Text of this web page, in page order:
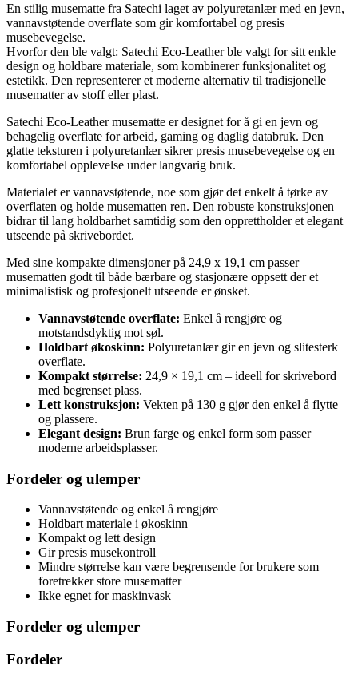
En stilig musematte fra Satechi laget av polyuretanlær med en jevn,
vannavstøtende overflate som gir komfortabel og presis
musebevegelse.
Hvorfor den ble valgt: Satechi Eco-Leather ble valgt for sitt enkle
design og holdbare materiale, som kombinerer funksjonalitet og
estetikk. Den representerer et moderne alternativ til tradisjonelle
musematter av stoff eller plast.
Satechi Eco-Leather musematte er designet for å gi en jevn og
behagelig overflate for arbeid, gaming og daglig databruk. Den
glatte teksturen i polyuretanlær sikrer presis musebevegelse og en
komfortabel opplevelse under langvarig bruk.
Materialet er vannavstøtende, noe som gjør det enkelt å tørke av
overflaten og holde musematten ren. Den robuste konstruksjonen
bidrar til lang holdbarhet samtidig som den opprettholder et elegant
utseende på skrivebordet.
Med sine kompakte dimensjoner på 24,9 x 19,1 cm passer
musematten godt til både bærbare og stasjonære oppsett der et
minimalistisk og profesjonelt utseende er ønsket.
Vannavstøtende overflate: Enkel å rengjøre og
motstandsdyktig mot søl.
Holdbart økoskinn: Polyuretanlær gir en jevn og slitesterk
overflate.
Kompakt størrelse: 24,9 × 19,1 cm – ideell for skrivebord
med begrenset plass.
Lett konstruksjon: Vekten på 130 g gjør den enkel å flytte
og plassere.
Elegant design: Brun farge og enkel form som passer
moderne arbeidsplasser.
Fordeler og ulemper
Vannavstøtende og enkel å rengjøre
Holdbart materiale i økoskinn
Kompakt og lett design
Gir presis musekontroll
Mindre størrelse kan være begrensende for brukere som
foretrekker store musematter
Ikke egnet for maskinvask
Fordeler og ulemper
Fordeler